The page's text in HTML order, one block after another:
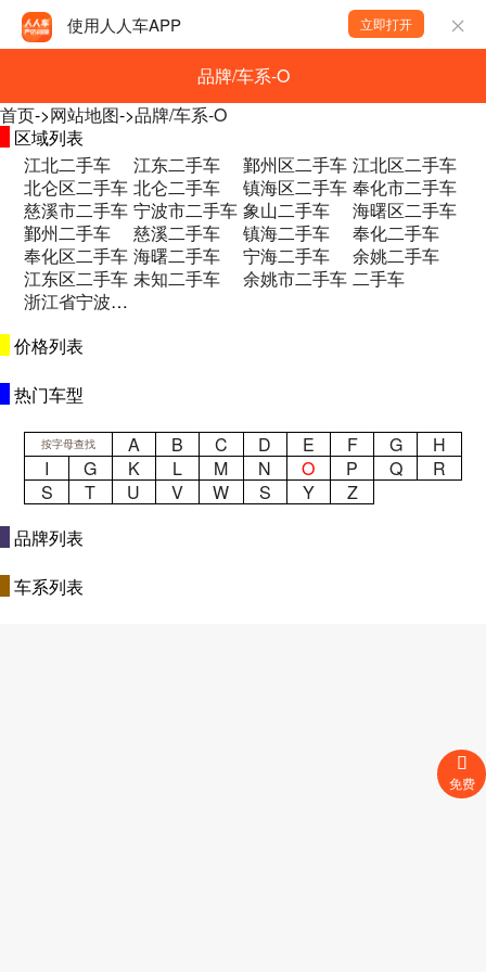
使用人人车APP 立即打开
品牌/车系-O
首页->网站地图->品牌/车系-O
区域列表
江北二手车
江东二手车 鄞州区二手车 江北区二手车
北仑区二手车 北仑二手车 镇海区二手车 奉化市二手车
慈溪市二手车 宁波市二手车 象山二手车
海曙区二手车
鄞州二手车
慈溪二手车 镇海二手车
奉化二手车
奉化区二手车 海曙二手车 宁海二手车
余姚二手车
江东区二手车 未知二手车 余姚市二手车 二手车
浙江省宁波市鄞州区冬青路389号二手车
价格列表
热门车型
按字母查找 A B C D E F G
H
I
G K L M N O P Q
R
S
T U V W S Y
Z
品牌列表
车系列表
免费